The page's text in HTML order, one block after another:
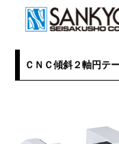
ＣＮＣ傾斜２軸円テ